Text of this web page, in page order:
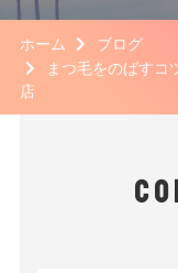
ホーム
ブログ
まつ毛をのばすコ
店